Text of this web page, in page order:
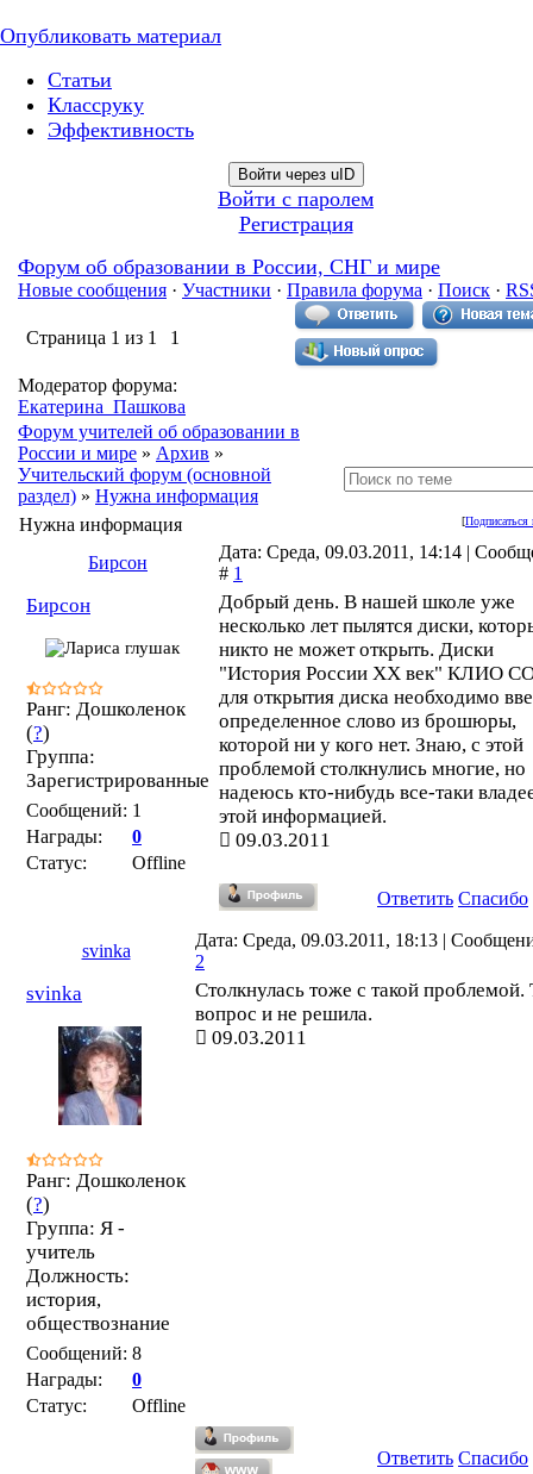
Опубликовать материал
Статьи
Классруку
Эффективность
Войти через uID
Войти с паролем
Регистрация
Форум об образовании в России, СНГ и мире
Новые сообщения · Участники · Правила форума · Поиск ·
Страница 1 из 1 1
Модератор форума:
Екатерина_Пашкова
Форум учителей об образовании в
России и мире » Архив »
Учительский форум (основной
раздел) » Нужна информация
[Подписаться
Нужна информация
Бирсон
Дата: Среда, 09.03.2011, 14:14 |
# 1
Бирсон
Ранг: Дошколенок
(?)
Группа:
Зарегистрированные
Сообщений: 1
Награды:
0
Статус:
Offline
Добрый день. В нашей школе уже
несколько лет пылятся диски,
никто не может открыть. Диски
"История России XX век" КЛИО
для открытия диска необходимо
определенное слово из брошюры,
которой ни у кого нет. Знаю, с этой
проблемой столкнулись многие, но
надеюсь кто-нибудь все-таки
этой информацией.
09.03.2011
Ответить Спасибо
svinka
Дата: Среда, 09.03.2011, 18:13 |
2
svinka
Ранг: Дошколенок
(?)
Группа: Я -
учитель
Должность:
история,
обществознание
Сообщений: 8
Награды:
0
Статус:
Offline
Столкнулась тоже с такой проблемой.
вопрос и не решила.
09.03.2011
Ответить Спасибо